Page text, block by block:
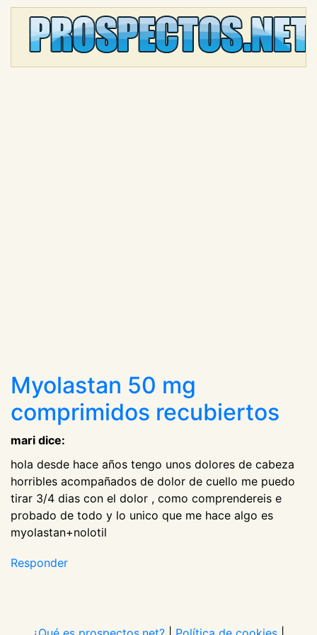
Myolastan 50 mg
comprimidos recubiertos
mari dice:
hola desde hace años tengo unos dolores de cabeza
horribles acompañados de dolor de cuello me puedo
tirar 3/4 dias con el dolor , como comprendereis e
probado de todo y lo unico que me hace algo es
myolastan+nolotil
Responder